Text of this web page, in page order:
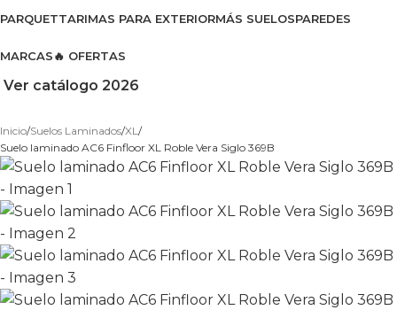
PARQUETTARIMAS PARA EXTERIORMÁS SUELOSPAREDES
MARCAS🔥 OFERTAS
Ver catálogo 2026
Inicio Suelos Laminados XL
Suelo laminado AC6 Finfloor XL Roble Vera Siglo 369B